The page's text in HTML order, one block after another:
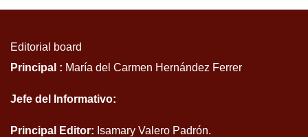
Editorial board
Principal : María del Carmen Hernández Ferrer
Jefe del Informativo:
Principal Editor: Isamary Valero Padrón.